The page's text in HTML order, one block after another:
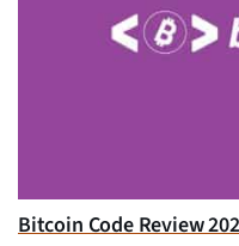
Bitcoin Code Review